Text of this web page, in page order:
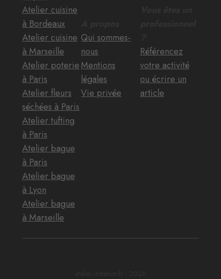
Atelier cuisine
à Bordeaux
Atelier cuisine
à Marseille
Atelier poterie
à Paris
Atelier fleurs
séchées à Paris
Atelier tufting
à Paris
Atelier bague
à Paris
Atelier bague
à Lyon
Atelier bague
à Marseille
Qui sommes-
nous
Mentions
légales
Vie privée
Référencez
votre activité
ou écrire un
article